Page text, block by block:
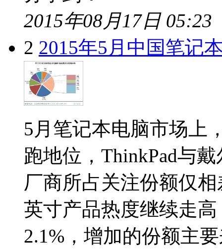
2015年08月17日 05:23
2 2015年5月中国笔记
5月笔记本电脑市场上
跑地位，ThinkPad与
厂商所占关注份额仅
英寸产品热度继续走
2.1%，增加的份额主